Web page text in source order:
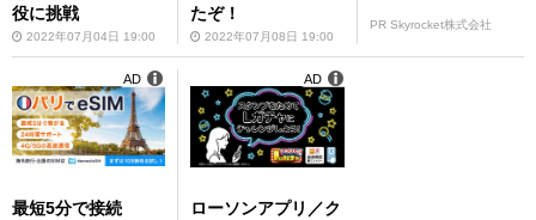
役に挑戦
2022年07月04日 19:00
たぞ！
2022年07月08日 19:00
PR Skyrocket株式会社
最短5分で接続
AD
ローソンアプリ／ク
AD